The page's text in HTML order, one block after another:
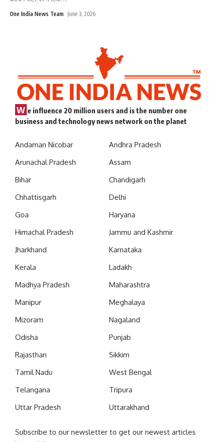
One India News Team June 3, 2026
W e influence 20 million users and is the number one
business and technology news network on the planet
Andaman Nicobar
Andhra Pradesh
Arunachal Pradesh
Assam
Bihar
Chandigarh
Chhattisgarh
Delhi
Goa
Haryana
Himachal Pradesh
Jammu and Kashmir
Jharkhand
Karnataka
Kerala
Ladakh
Madhya Pradesh
Maharashtra
Manipur
Meghalaya
Mizoram
Nagaland
Odisha
Punjab
Rajasthan
Sikkim
Tamil Nadu
West Bengal
Telangana
Tripura
Uttar Pradesh
Uttarakhand
Subscribe to our newsletter to get our newest articles